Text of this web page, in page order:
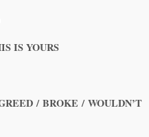
IS YOURS
/ BROKE / WOULDN’T